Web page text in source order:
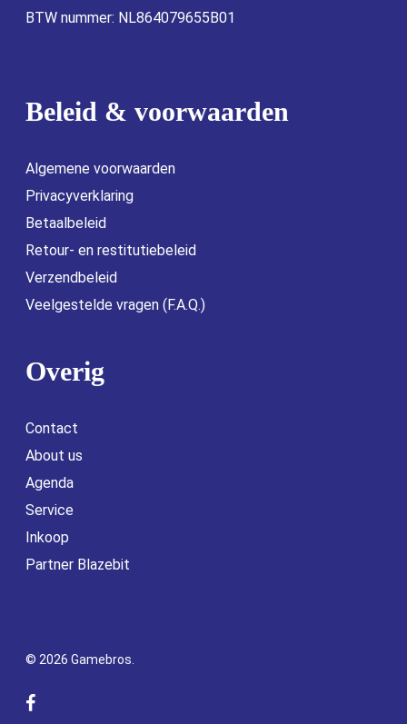
BTW nummer: NL864079655B01
Beleid & voorwaarden
Algemene voorwaarden
Privacyverklaring
Betaalbeleid
Retour- en restitutiebeleid
Verzendbeleid
Veelgestelde vragen (F.A.Q.)
Overig
Contact
About us
Agenda
Service
Inkoop
Partner Blazebit
© 2026 Gamebros.
facebook